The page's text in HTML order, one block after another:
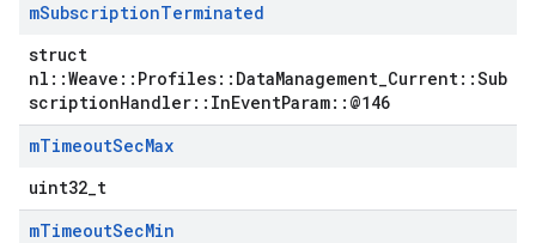
mSubscriptionTerminated
struct
nl::Weave::Profiles::DataManagement_Current::Sub
scriptionHandler::InEventParam::@146
mTimeoutSecMax
uint32_t
mTimeoutSecMin